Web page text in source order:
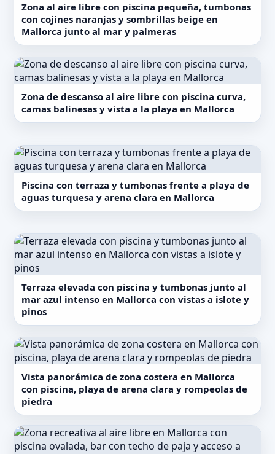
Zona al aire libre con piscina pequeña, tumbonas
con cojines naranjas y sombrillas beige en
Mallorca junto al mar y palmeras
Zona de descanso al aire libre con piscina curva,
camas balinesas y vista a la playa en Mallorca
Piscina con terraza y tumbonas frente a playa de
aguas turquesa y arena clara en Mallorca
Terraza elevada con piscina y tumbonas junto al
mar azul intenso en Mallorca con vistas a islote y
pinos
Vista panorámica de zona costera en Mallorca
con piscina, playa de arena clara y rompeolas de
piedra